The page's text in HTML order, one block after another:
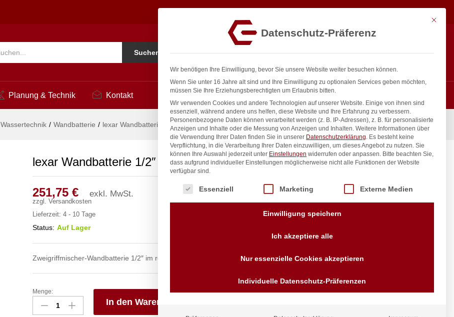
Suchen
Planung & Technik Kontakt
Wassertechnik / Wandbatterie / lexar Wandbatterie 1/2″
lexar Wandbatterie 1/2″
251,75 € exkl. MwSt.
zzgl. Versandkosten
Lieferzeit: 4 - 10 Tage
Status: Auf Lager
Zweigriffmischer-Wandbatterie 1/2″ im reduzierten Design
lexar
Wandbatterie
Menge:
In den Warenkorb
inkl. / exkl. MwSt.
Anfragen
Wir sind seit über 40 Jahren
für Sie da
Vorrauskasse Paypal,
Kreditkarte, Direkt
251,75€ exkl. MwSt. In den Warenkorb
Mit
Datenschutz-Präferenz
Wir benötigen Ihre Einwilligung, bevor Sie unsere Website weiter besuchen können.
Wenn Sie unter 16 Jahre alt sind und Ihre Einwilligung zu optionalen Services geben möchten,
müssen Sie Ihre Erziehungsberechtigten um Erlaubnis bitten.
Wir verwenden Cookies und andere Technologien auf unserer Website. Einige von ihnen sind
essenziell, während andere uns helfen, diese Website und Ihre Erfahrung zu verbessern.
Personenbezogene Daten können verarbeitet werden (z. B. IP-Adressen), z. B. für personalisierte
Anzeigen und Inhalte oder die Messung von Anzeigen und Inhalten. Weitere Informationen über
die Verwendung Ihrer Daten finden Sie in unserer Datenschutzerklärung. Es besteht keine
Verpflichtung, in die Verarbeitung Ihrer Daten einzuwilligen, um dieses Angebot zu nutzen. Sie
können Ihre Auswahl jederzeit unter Einstellungen widerrufen oder anpassen. Bitte beachten Sie,
dass aufgrund individueller Einstellungen möglicherweise nicht alle Funktionen der Website
verfügbar sind.
Es folgt eine Liste der Service-Gruppen, für die eine Einwilligung erteilt werden kann.
Essenziell Marketing Externe Medien
Einwilligung speichern
Ich akzeptiere alle
Nur essenzielle Cookies akzeptieren
Individuelle Datenschutz-Präferenzen